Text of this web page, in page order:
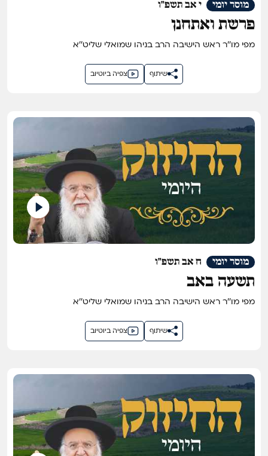
י אב תשפ"ו מוסר יומי
פרשת ואתחנן
מפי מו''ר ראש הישיבה הרב בניהו שמואלי שליט''א
צפיה ביוטיוב שיתוף
ח אב תשפ"ו מוסר יומי
תשעה באב
מפי מו''ר ראש הישיבה הרב בניהו שמואלי שליט''א
צפיה ביוטיוב שיתוף